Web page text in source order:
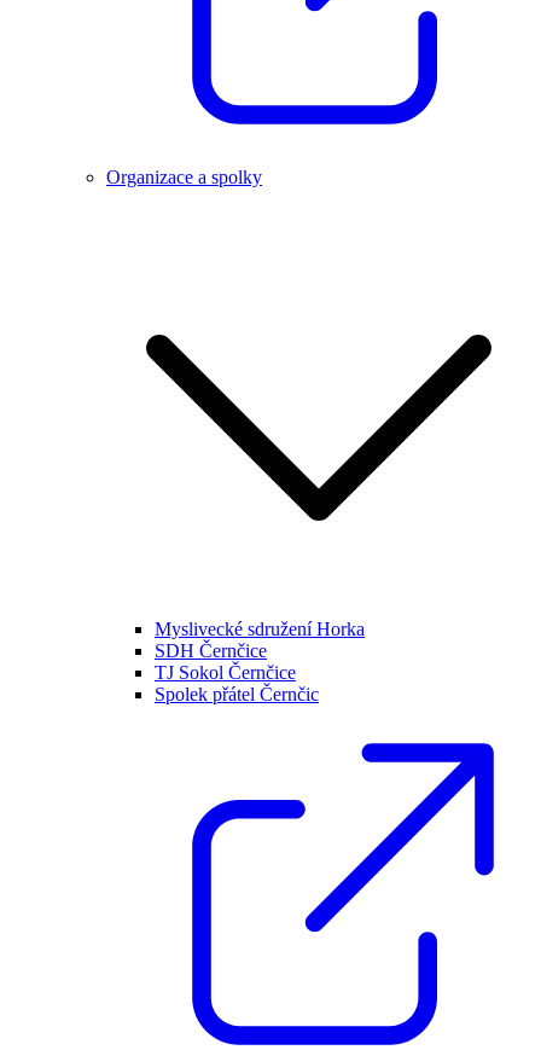
Organizace a spolky
Myslivecké sdružení Horka
SDH Černčice
TJ Sokol Černčice
Spolek přátel Černčic